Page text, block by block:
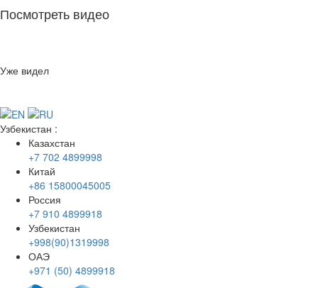
Посмотреть видео
Уже видел
Узбекистан :
Казахстан
+7 702 4899998
Китай
+86 15800045005
Россия
+7 910 4899918
Узбекистан
+998(90)1319998
ОАЭ
+971 (50) 4899918